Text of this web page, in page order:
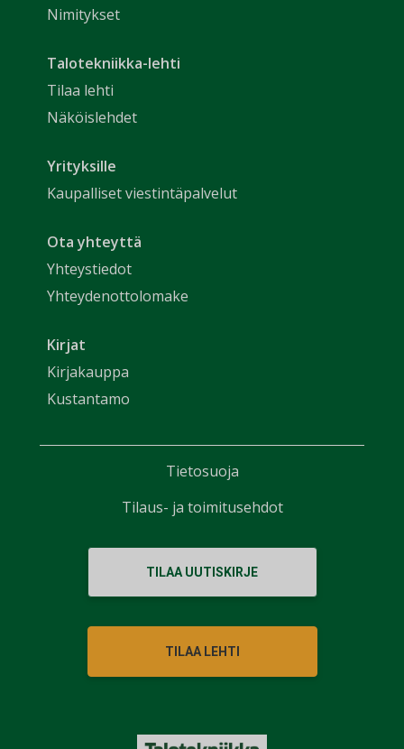
Nimitykset
Talotekniikka-lehti
Tilaa lehti
Näköislehdet
Yrityksille
Kaupalliset viestintäpalvelut
Ota yhteyttä
Yhteystiedot
Yhteydenottolomake
Kirjat
Kirjakauppa
Kustantamo
TILAA UUTISKIRJE
TILAA LEHTI
Tietosuoja
Tilaus- ja toimitusehdot